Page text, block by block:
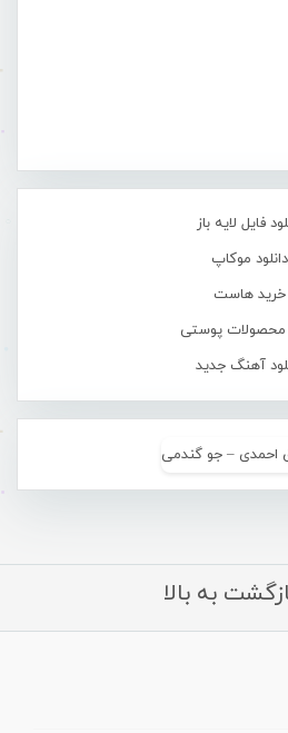
فایل لایه باز
دانلود موکاپ
خرید هاست
محصولات پوستی
آهنگ جدید
به بالا